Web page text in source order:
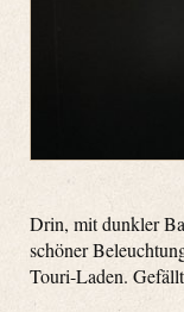
Drin, mit dunkler
schöner
Touri-Laden.